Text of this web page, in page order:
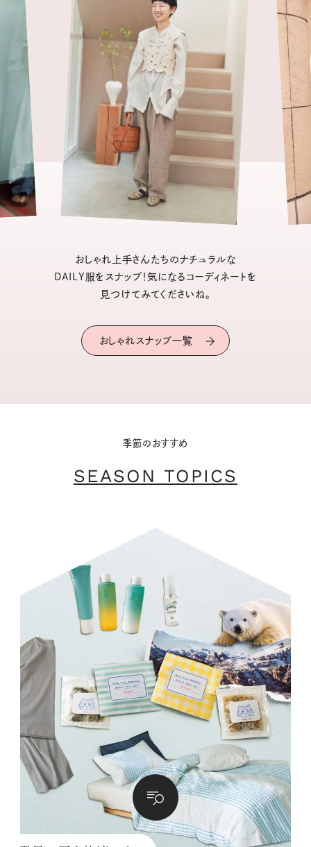
おしゃれ上手さんたちのナチュラルな
DAILY服をスナップ！気になるコーディネートを
見つけてみてくださいね。
おしゃれスナップ一覧
季節のおすすめ
SEASON TOPICS